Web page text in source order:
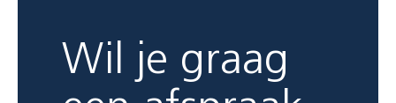
Wil je graag